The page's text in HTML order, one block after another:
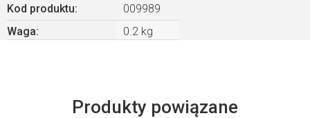
Produkty powiązane
Kod produktu:
009989
Waga: 0.2 kg